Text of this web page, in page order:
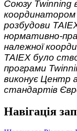
Союзу Twinning
координатором
розбудови
нормативно-
належної
TAIEX було
програми
виконує Центр
стандартів
Навігація